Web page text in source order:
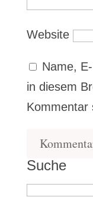
Website
Name,
in diesem
Kommentar
Suche
Suchen